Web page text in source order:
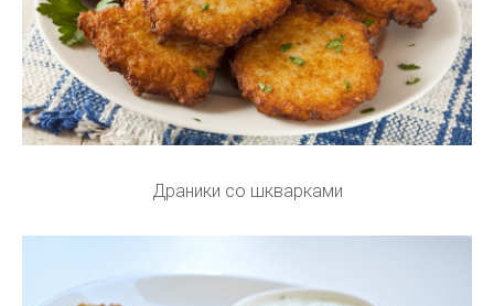
Драники со шкварками